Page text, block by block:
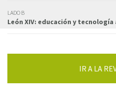
LADO B
León XIV: educación y
IR A LA